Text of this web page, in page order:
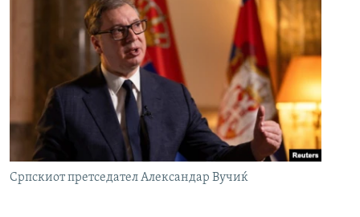
Српскиот претседател Александар Вучиќ